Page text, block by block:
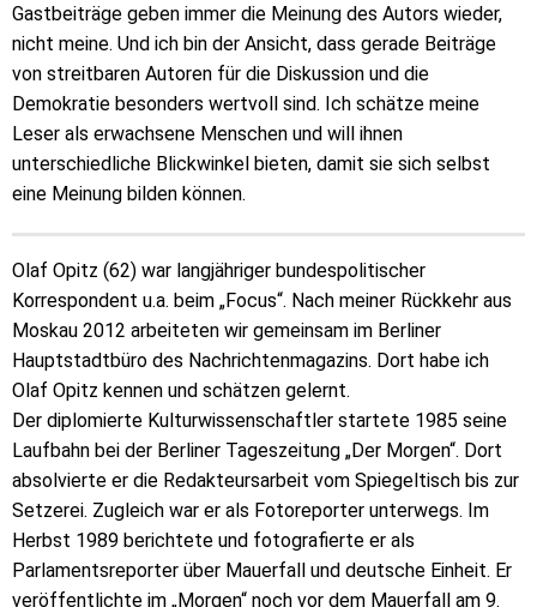
Gastbeiträge geben immer die Meinung des Autors wieder,
nicht meine. Und ich bin der Ansicht, dass gerade Beiträge
von streitbaren Autoren für die Diskussion und die
Demokratie besonders wertvoll sind. Ich schätze meine
Leser als erwachsene Menschen und will ihnen
unterschiedliche Blickwinkel bieten, damit sie sich selbst
eine Meinung bilden können.
Olaf Opitz (62) war langjähriger bundespolitischer
Korrespondent u.a. beim „Focus“. Nach meiner Rückkehr aus
Moskau 2012 arbeiteten wir gemeinsam im Berliner
Hauptstadtbüro des Nachrichtenmagazins. Dort habe ich
Olaf Opitz kennen und schätzen gelernt.
Der diplomierte Kulturwissenschaftler startete 1985 seine
Laufbahn bei der Berliner Tageszeitung „Der Morgen“. Dort
absolvierte er die Redakteursarbeit vom Spiegeltisch bis zur
Setzerei. Zugleich war er als Fotoreporter unterwegs. Im
Herbst 1989 berichtete und fotografierte er als
Parlamentsreporter über Mauerfall und deutsche Einheit. Er
veröffentlichte im „Morgen“ noch vor dem Mauerfall am 9.